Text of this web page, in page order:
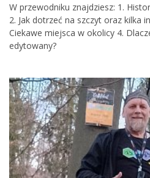
W przewodniku znajdziesz: 1.
2. Jak dotrzeć na szczyt oraz kilka
Ciekawe miejsca w okolicy 4.
edytowany?